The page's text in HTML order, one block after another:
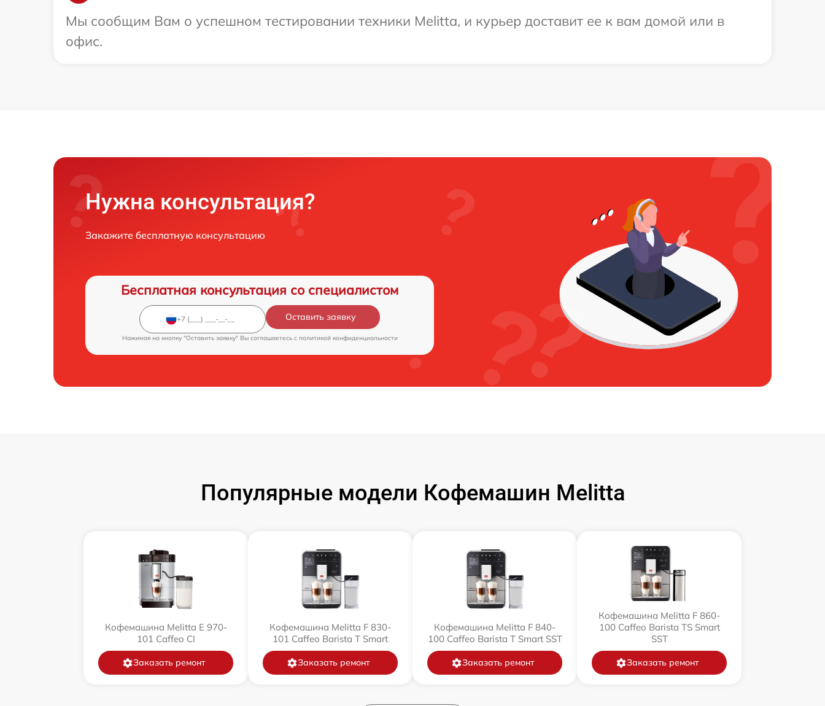
Мы сообщим Вам о успешном тестировании техники Melitta, и курьер доставит ее к вам домой или в
офис.
Нужна консультация?
Закажите бесплатную консультацию
Бесплатная консультация со специалистом
Оставить заявку
Нажимая на кнопку "Оставить заявку" Вы соглашаетесь c политикой конфиденциальности
Популярные модели Кофемашин Melitta
Кофемашина Melitta Е 970-
101 Caffeo CI
Заказать ремонт
Кофемашина Melitta F 830-
101 Caffeo Barista T Smart
Заказать ремонт
Кофемашина Melitta F 840-
100 Caffeo Barista T Smart SST
Заказать ремонт
Кофемашина Melitta F 860-
100 Caffeo Barista TS Smart
SST
Заказать ремонт